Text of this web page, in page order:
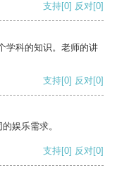
支持[0] 反对[0]
学科的知识。老师的讲
支持[0] 反对[0]
娱乐需求。
支持[0] 反对[0]